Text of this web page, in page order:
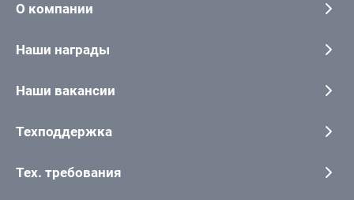
О компании
Наши награды
Наши вакансии
Техподдержка
Тех. требования